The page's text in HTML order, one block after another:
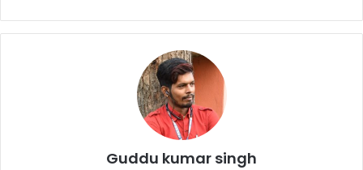
c
e
itt
er
ai
l
at
s
A
p
p
ar
e
Guddu kumar singh